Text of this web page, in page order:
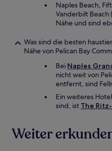
Naples Beach,
Vanderbilt Beach
Nähe und sind
Was sind die besten
Nähe von Pelican Bay
Bei Naples
nicht weit von
entfernt, sind
Ein weiteres
sind, ist The
Weiter